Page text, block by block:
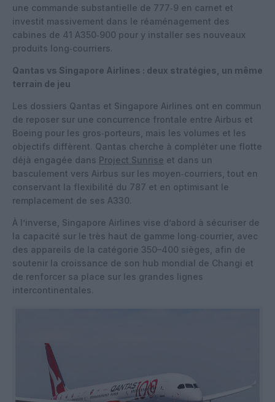
une commande substantielle de 777‑9 en carnet et
investit massivement dans le réaménagement des
cabines de 41 A350‑900 pour y installer ses nouveaux
produits long‑courriers.
Qantas vs Singapore Airlines : deux stratégies, un même
terrain de jeu
Les dossiers Qantas et Singapore Airlines ont en commun
de reposer sur une concurrence frontale entre Airbus et
Boeing pour les gros‑porteurs, mais les volumes et les
objectifs diffèrent. Qantas cherche à compléter une flotte
déjà engagée dans Project Sunrise et dans un
basculement vers Airbus sur les moyen‑courriers, tout en
conservant la flexibilité du 787 et en optimisant le
remplacement de ses A330.
À l’inverse, Singapore Airlines vise d’abord à sécuriser de
la capacité sur le très haut de gamme long‑courrier, avec
des appareils de la catégorie 350–400 sièges, afin de
soutenir la croissance de son hub mondial de Changi et
de renforcer sa place sur les grandes lignes
intercontinentales.